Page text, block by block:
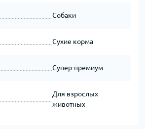
Собаки
Сухие корма
Супер-премиум
Для взрослых
животных